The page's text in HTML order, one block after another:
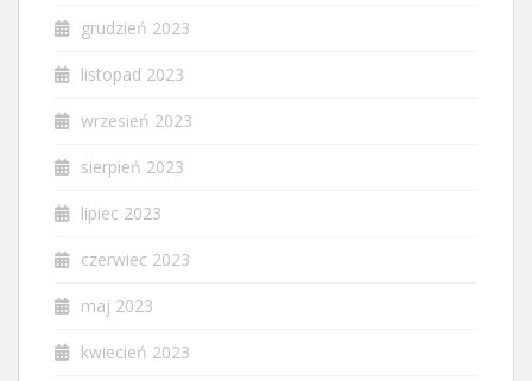
grudzień 2023
listopad 2023
wrzesień 2023
sierpień 2023
lipiec 2023
czerwiec 2023
maj 2023
kwiecień 2023